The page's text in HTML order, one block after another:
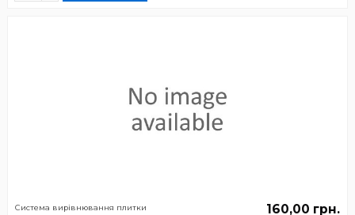
Система вирівнювання плитки
160,00 грн.